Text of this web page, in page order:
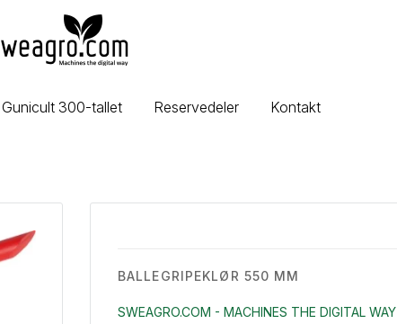
sweagro.com
-
the
Gunicult 300-tallet Reservedeler Kontakt
BALLEGRIPEKLØR 550 MM
SWEAGRO.COM - MACHINES THE DIGITAL WAY